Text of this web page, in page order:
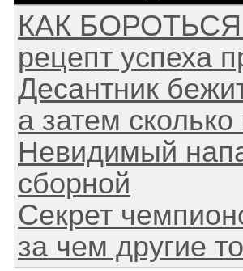
КАК
рецепт успеха
Десантник
а затем
Невидимый
сборной
Секрет
за чем другие